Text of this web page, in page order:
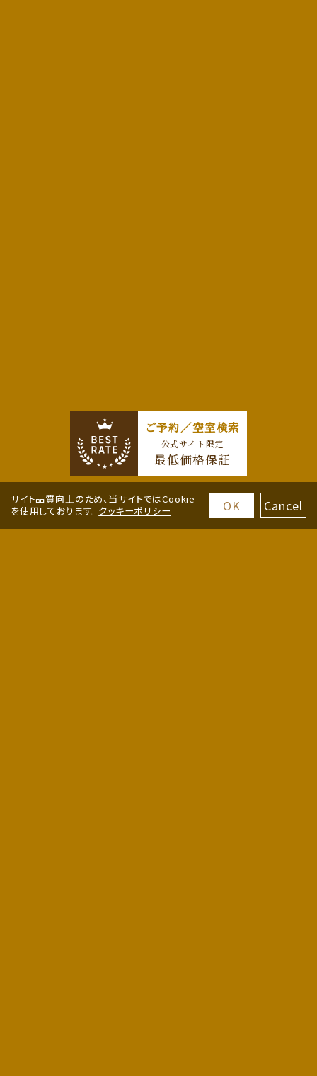
ご予約／空室検索
公式サイト限定
最低価格保証
サイト品質向上のため、当サイトではCookie
を使用しております。 クッキーポリシー OK Cancel